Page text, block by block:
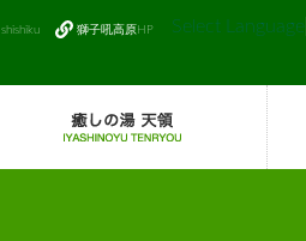
shishiku 獅子吼高原HP Select Language